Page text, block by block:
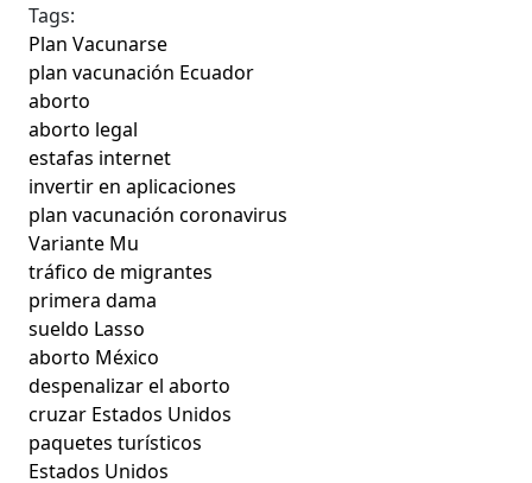
Tags:
Plan Vacunarse
plan vacunación Ecuador
aborto
aborto legal
estafas internet
invertir en aplicaciones
plan vacunación coronavirus
Variante Mu
tráfico de migrantes
primera dama
sueldo Lasso
aborto México
despenalizar el aborto
cruzar Estados Unidos
paquetes turísticos
Estados Unidos